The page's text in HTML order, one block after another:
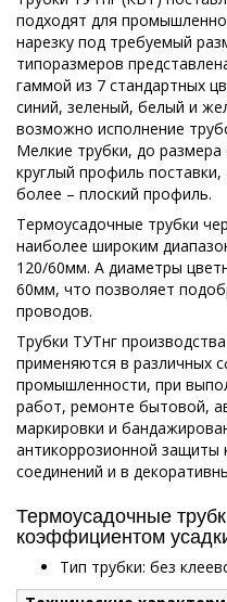
подходят для
нарезку под требуемый
типоразмеров
гаммой из 7 стандартных
синий, зеленый, белый и
возможно исполнение
Мелкие трубки, до
круглый профиль
более – плоский профиль.
Термоусадочные трубки
наиболее широким
120/60мм. А диаметры
60мм, что позволяет
проводов.
Трубки ТУТнг
применяются в различных
промышленности, при
работ, ремонте бытовой,
маркировки и
антикоррозионной защиты
соединений и в
Термоусадочные
коэффициентом
Тип трубки: без